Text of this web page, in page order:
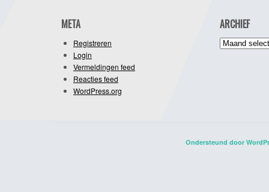
META
Registreren
Login
Vermeldingen feed
Reacties feed
WordPress.org
ARCHIEF
Archief
Ondersteund door